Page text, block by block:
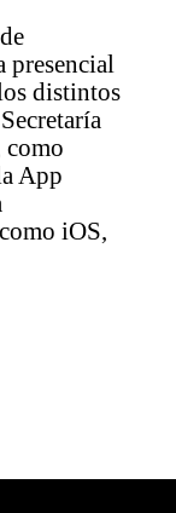
presencial
distintos
como
App
iOS,